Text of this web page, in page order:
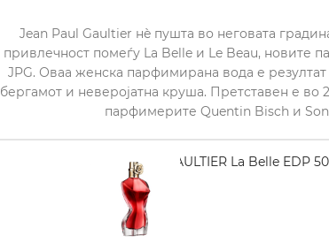
Jean Paul Gaultier нè пушта во неговата
привлечност помеѓу La Belle и Le Beau, новите
JPG. Оваа женска парфимирана вода е резултат
бергамот и неверојатна круша. Претставен е во
парфимерите Quentin Bisch и
JEAN PAUL GAULTIER La Belle EDP
4.990,00